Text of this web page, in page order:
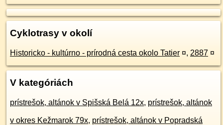
Cyklotrasy v okolí
Historicko - kultúrno - prírodná cesta okolo Tatier ¤, 2887 ¤
V kategóriách
prístrešok, altánok v Spišská Belá 12x, prístrešok, altánok
v okres Kežmarok 79x, prístrešok, altánok v Popradská